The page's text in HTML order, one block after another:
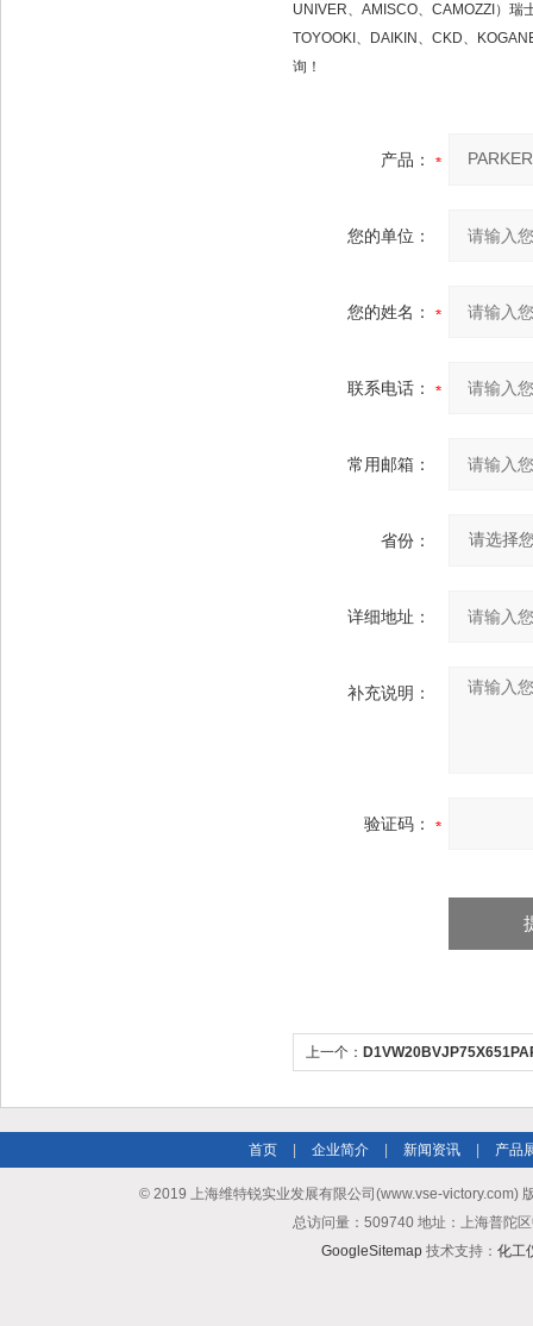
UNIVER、AMISCO、CAMOZZI）瑞
TOYOOKI、DAIKIN、CKD、
询！
产品：
您的单位：
您的姓名：
联系电话：
常用邮箱：
省份：
详细地址：
补充说明：
验证码：
上一个：
首页 企业简介 新闻资讯 产品
© 2019 上海维特锐实业发展有限公司(www.vse-victory.com)
总访问量：509740 地址：上海普陀
GoogleSitemap 技术支持： 化工